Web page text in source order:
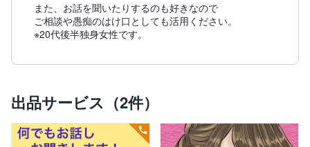
また、お話を聞いたりするのも好きなので
ご相談や愚痴のはけ口としても活用ください。
※20代後半独身女性です。
出品サービス（2件）